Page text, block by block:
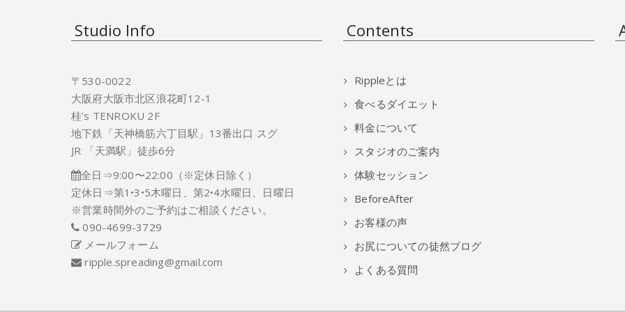
Studio Info
〒530-0022
大阪府大阪市北区浪花町12-1
桂’s TENROKU 2F
地下鉄「天神橋筋六丁目駅」13番出口 スグ
JR 「天満駅」徒歩6分
全日⇒9:00〜22:00（※定休日除く）
定休日⇒第1•3•5木曜日、第2•4水曜日、日曜日
※営業時間外のご予約はご相談ください。
090-4699-3729
メールフォーム
ripple.spreading@gmail.com
Contents
Rippleとは
食べるダイエット
料金について
スタジオのご案内
体験セッション
BeforeAfter
お客様の声
お尻についての徒然ブログ
よくある質問